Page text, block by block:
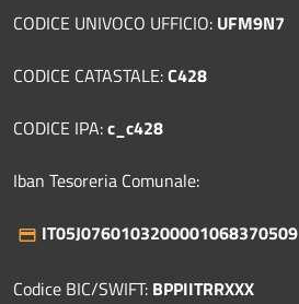
CODICE UNIVOCO UFFICIO: UFM9N7
CODICE CATASTALE:C428
CODICE IPA:c_c428
Iban Tesoreria Comunale:
IT05J0760103200001068370509
Codice BIC/SWIFT: BPPIITRRXXX